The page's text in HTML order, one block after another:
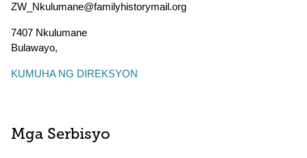
ZW_Nkulumane@familyhistorymail.org
7407 Nkulumane
Bulawayo,
KUMUHA NG DIREKSYON
Mga Serbisyo